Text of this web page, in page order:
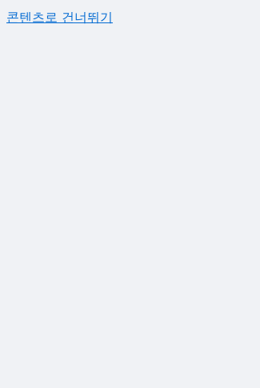
콘텐츠로 건너뛰기